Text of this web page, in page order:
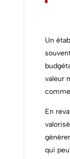
Un
valeur
En
qui